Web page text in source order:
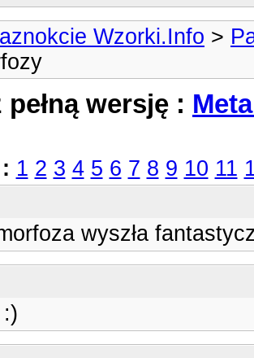
Wzorki.Info >
wersję :
1 2 3 4 5 6 7 8 9 10 11
wyszła